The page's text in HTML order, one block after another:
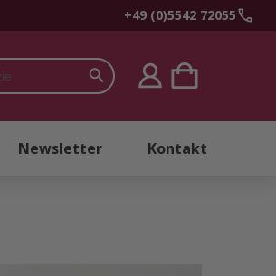
+49 (0)5542 72055
Search Button
Newsletter Kontakt